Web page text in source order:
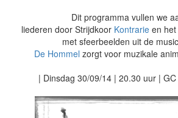
Dit programma vullen we
liederen door Strijdkoor Kontrarieen het
met sfeerbeelden uit de
De Hommel zorgt voor muzikale
| Dinsdag 30/09/14 | 20.30 uur |